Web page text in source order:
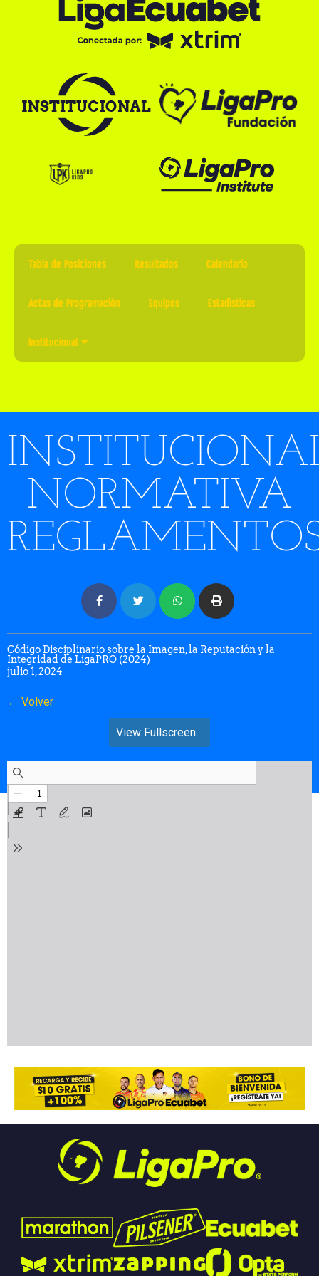
Tabla de Posiciones Resultados Calendario
Actas de Programación Equipos Estadísticas
Institucional
NORMATIVA
Código Disciplinario sobre la Imagen, la Reputación y la
Integridad de LigaPRO (2024)
julio 1, 2024
← Volver
View Fullscreen